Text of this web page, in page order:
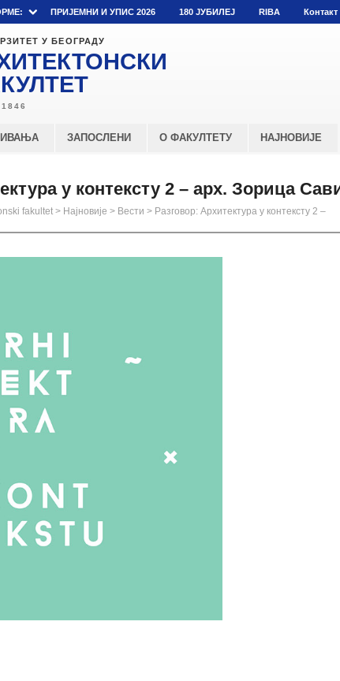
ПРИЈЕМНИ И УПИС 2026 180 ЈУБИЛЕЈ RIBA Контакт
У БЕОГРАДУ
ЗАПОСЛЕНИ О ФАКУЛТЕТУ НАЈНОВИЈЕ
у контексту 2 – арх. Зорица
fakultet > Најновије > Вести > Разговор: Архитектура у контексту 2 –